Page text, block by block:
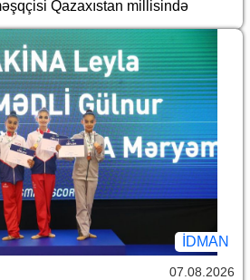
Qazaxıstan millisində
İDMAN
07.08.2026